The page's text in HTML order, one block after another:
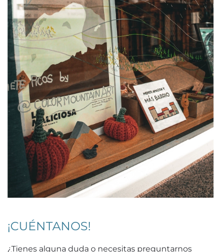
¡CUÉNTANOS!
¿Tienes alguna duda o necesitas preguntarnos